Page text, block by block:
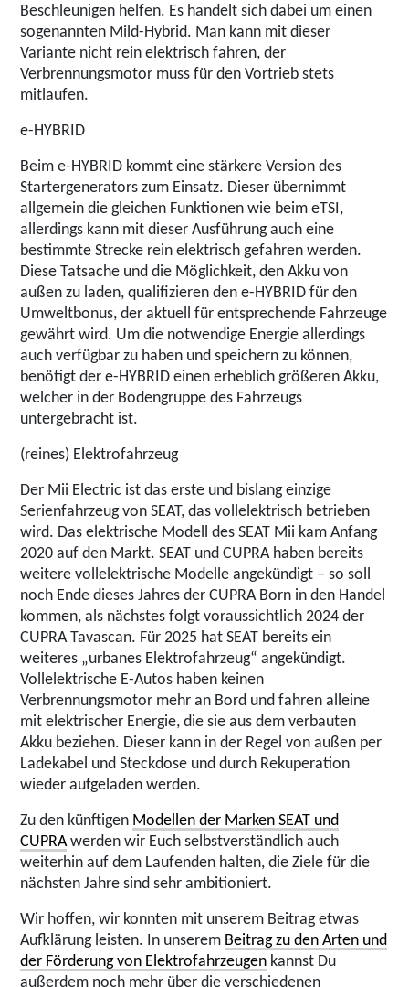
Beschleunigen helfen. Es handelt sich dabei um einen
sogenannten Mild-Hybrid. Man kann mit dieser
Variante nicht rein elektrisch fahren, der
Verbrennungsmotor muss für den Vortrieb stets
mitlaufen.
e-HYBRID
Beim e-HYBRID kommt eine stärkere Version des
Startergenerators zum Einsatz. Dieser übernimmt
allgemein die gleichen Funktionen wie beim eTSI,
allerdings kann mit dieser Ausführung auch eine
bestimmte Strecke rein elektrisch gefahren werden.
Diese Tatsache und die Möglichkeit, den Akku von
außen zu laden, qualifizieren den e-HYBRID für den
Umweltbonus, der aktuell für entsprechende Fahrzeuge
gewährt wird. Um die notwendige Energie allerdings
auch verfügbar zu haben und speichern zu können,
benötigt der e-HYBRID einen erheblich größeren Akku,
welcher in der Bodengruppe des Fahrzeugs
untergebracht ist.
(reines) Elektrofahrzeug
Der Mii Electric ist das erste und bislang einzige
Serienfahrzeug von SEAT, das vollelektrisch betrieben
wird. Das elektrische Modell des SEAT Mii kam Anfang
2020 auf den Markt. SEAT und CUPRA haben bereits
weitere vollelektrische Modelle angekündigt – so soll
noch Ende dieses Jahres der CUPRA Born in den Handel
kommen, als nächstes folgt voraussichtlich 2024 der
CUPRA Tavascan. Für 2025 hat SEAT bereits ein
weiteres „urbanes Elektrofahrzeug“ angekündigt.
Vollelektrische E-Autos haben keinen
Verbrennungsmotor mehr an Bord und fahren alleine
mit elektrischer Energie, die sie aus dem verbauten
Akku beziehen. Dieser kann in der Regel von außen per
Ladekabel und Steckdose und durch Rekuperation
wieder aufgeladen werden.
Zu den künftigen Modellen der Marken SEAT und
CUPRAwerden wir Euch selbstverständlich auch
weiterhin auf dem Laufenden halten, die Ziele für die
nächsten Jahre sind sehr ambitioniert.
Wir hoffen, wir konnten mit unserem Beitrag etwas
Aufklärung leisten. In unserem Beitrag zu den Arten und
der Förderung von Elektrofahrzeugen kannst Du
außerdem noch mehr über die verschiedenen